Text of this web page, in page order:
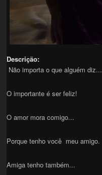
Descrição:
Não importa o que alguém diz...
O importante é ser feliz!
O amor mora comigo...
Porque tenho você meu amigo.
Amiga tenho também...